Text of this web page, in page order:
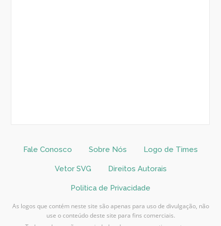
Fale Conosco Sobre Nós Logo de Times
Vetor SVG Direitos Autorais
Politica de Privacidade
As logos que contém neste site são apenas para uso de divulgação, não
use o conteúdo deste site para fins comerciais.